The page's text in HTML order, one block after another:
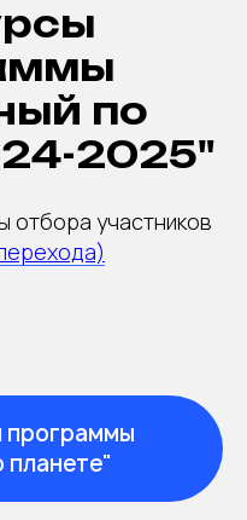
по
2025"
отбора участников
программы